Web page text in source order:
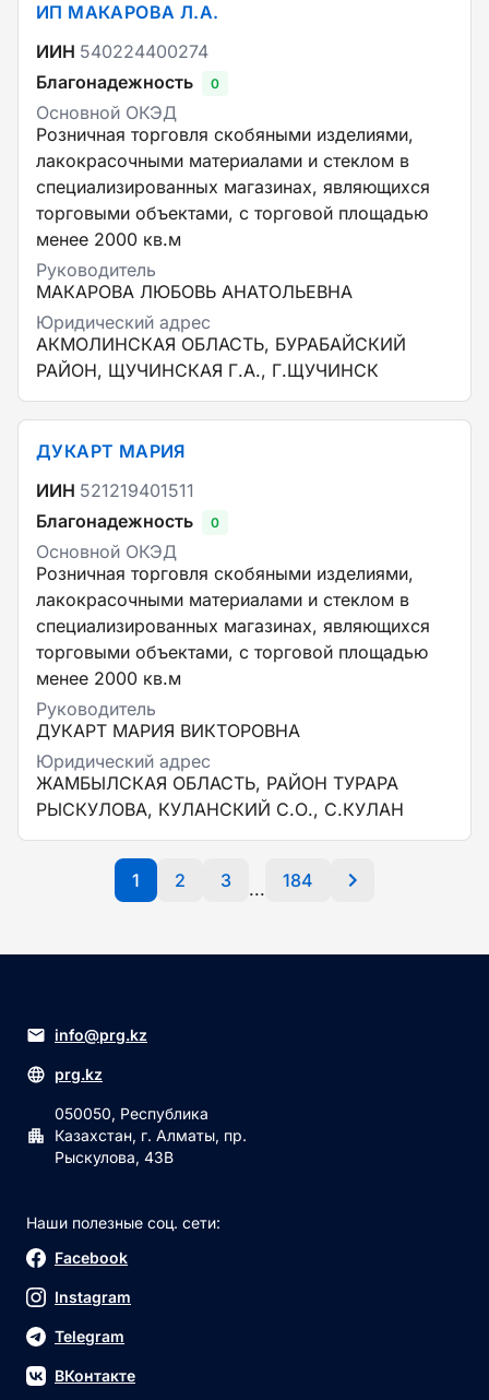
ИП МАКАРОВА Л.А.
ИИН 540224400274
Благонадежность
0
Основной ОКЭД
Розничная торговля скобяными изделиями,
лакокрасочными материалами и стеклом в
специализированных магазинах, являющихся
торговыми объектами, с торговой площадью
менее 2000 кв.м
Руководитель
МАКАРОВА ЛЮБОВЬ АНАТОЛЬЕВНА
Юридический адрес
АКМОЛИНСКАЯ ОБЛАСТЬ, БУРАБАЙСКИЙ
РАЙОН, ЩУЧИНСКАЯ Г.А., Г.ЩУЧИНСК
ДУКАРТ МАРИЯ
ИИН 521219401511
Благонадежность
0
Основной ОКЭД
Розничная торговля скобяными изделиями,
лакокрасочными материалами и стеклом в
специализированных магазинах, являющихся
торговыми объектами, с торговой площадью
менее 2000 кв.м
Руководитель
ДУКАРТ МАРИЯ ВИКТОРОВНА
Юридический адрес
ЖАМБЫЛСКАЯ ОБЛАСТЬ, РАЙОН ТУРАРА
РЫСКУЛОВА, КУЛАНСКИЙ С.О., С.КУЛАН
1 2 3 ... 184
info@prg.kz
prg.kz
050050, Республика
Казахстан, г. Алматы, пр.
Рыскулова, 43В
Наши полезные соц. сети:
Facebook
Instagram
Telegram
ВКонтакте